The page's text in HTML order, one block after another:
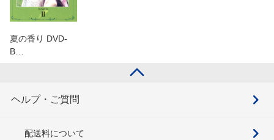
夏の香り DVD-
B…
ヘルプ・ご質問
配送料について